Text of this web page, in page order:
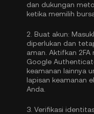
dan dukungan
ketika memilih
2. Buat akun:
diperlukan dan
aman. Aktifkan 2FA
Google
keamanan lainnya
lapisan keamanan
Anda.
3. Verifikasi